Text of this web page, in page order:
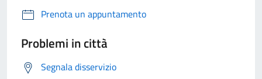
Prenota un appuntamento
Problemi in città
Segnala disservizio